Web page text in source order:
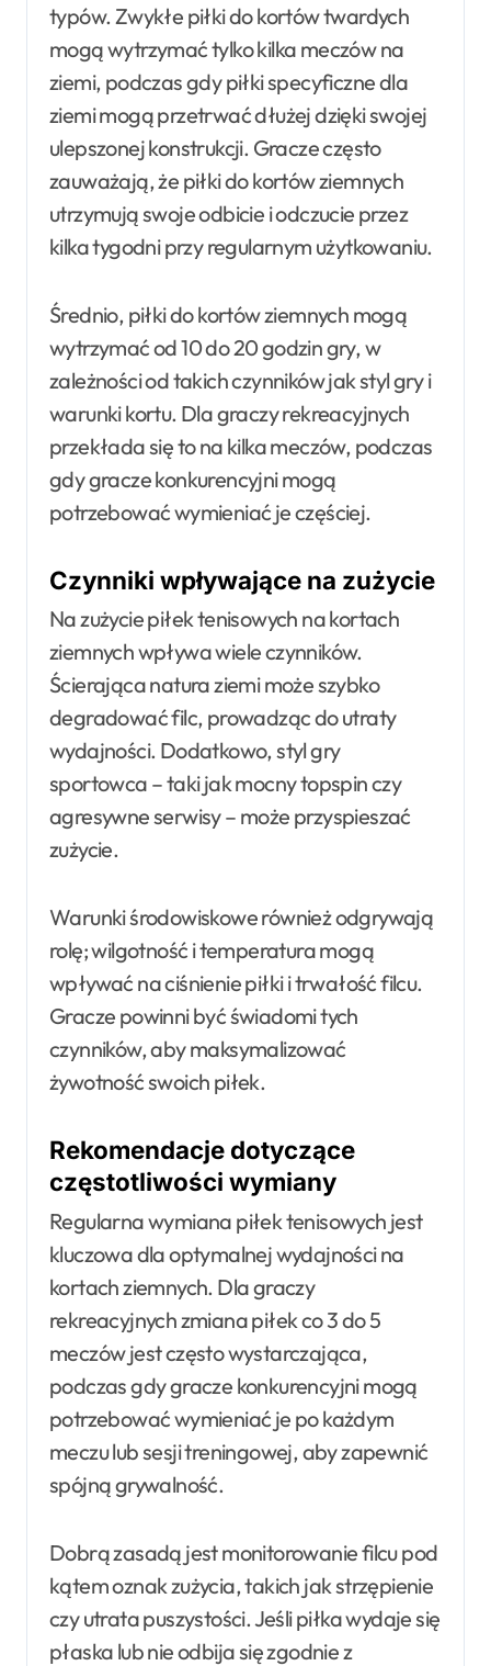
typów. Zwykłe piłki do kortów twardych
mogą wytrzymać tylko kilka meczów na
ziemi, podczas gdy piłki specyficzne dla
ziemi mogą przetrwać dłużej dzięki swojej
ulepszonej konstrukcji. Gracze często
zauważają, że piłki do kortów ziemnych
utrzymują swoje odbicie i odczucie przez
kilka tygodni przy regularnym użytkowaniu.
Średnio, piłki do kortów ziemnych mogą
wytrzymać od 10 do 20 godzin gry, w
zależności od takich czynników jak styl gry i
warunki kortu. Dla graczy rekreacyjnych
przekłada się to na kilka meczów, podczas
gdy gracze konkurencyjni mogą
potrzebować wymieniać je częściej.
Czynniki wpływające na zużycie
Na zużycie piłek tenisowych na kortach
ziemnych wpływa wiele czynników.
Ścierająca natura ziemi może szybko
degradować filc, prowadząc do utraty
wydajności. Dodatkowo, styl gry
sportowca – taki jak mocny topspin czy
agresywne serwisy – może przyspieszać
zużycie.
Warunki środowiskowe również odgrywają
rolę; wilgotność i temperatura mogą
wpływać na ciśnienie piłki i trwałość filcu.
Gracze powinni być świadomi tych
czynników, aby maksymalizować
żywotność swoich piłek.
Rekomendacje dotyczące
częstotliwości wymiany
Regularna wymiana piłek tenisowych jest
kluczowa dla optymalnej wydajności na
kortach ziemnych. Dla graczy
rekreacyjnych zmiana piłek co 3 do 5
meczów jest często wystarczająca,
podczas gdy gracze konkurencyjni mogą
potrzebować wymieniać je po każdym
meczu lub sesji treningowej, aby zapewnić
spójną grywalność.
Dobrą zasadą jest monitorowanie filcu pod
kątem oznak zużycia, takich jak strzępienie
czy utrata puszystości. Jeśli piłka wydaje się
płaska lub nie odbija się zgodnie z